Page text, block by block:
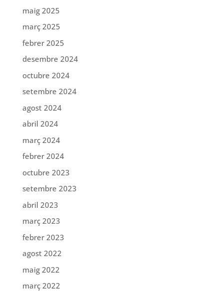
maig 2025
març 2025
febrer 2025
desembre 2024
octubre 2024
setembre 2024
agost 2024
abril 2024
març 2024
febrer 2024
octubre 2023
setembre 2023
abril 2023
març 2023
febrer 2023
agost 2022
maig 2022
març 2022